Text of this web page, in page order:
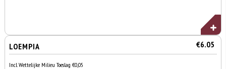
LOEMPIA €6.05
Incl. Wettelijke Milieu Toeslag €0,05